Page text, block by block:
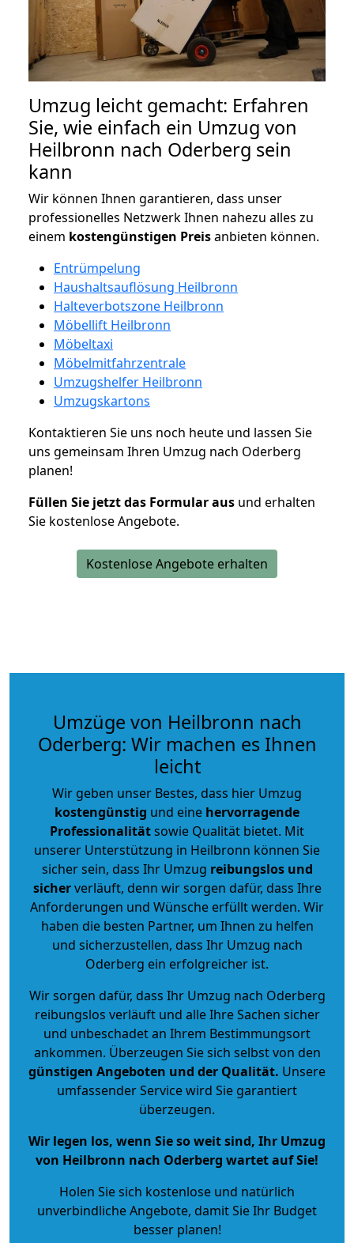
Umzug leicht gemacht: Erfahren
Sie, wie einfach ein Umzug von
Heilbronn nach Oderberg sein
kann
Wir können Ihnen garantieren, dass unser
professionelles Netzwerk Ihnen nahezu alles zu
einem kostengünstigen Preisanbieten können.
Entrümpelung
Haushaltsauflösung Heilbronn
Halteverbotszone Heilbronn
Möbellift Heilbronn
Möbeltaxi
Möbelmitfahrzentrale
Umzugshelfer Heilbronn
Umzugskartons
Kontaktieren Sie uns noch heute und lassen Sie
uns gemeinsam Ihren Umzug nach Oderberg
planen!
Füllen Sie jetzt das Formular aus und erhalten
Sie kostenlose Angebote.
Kostenlose Angebote erhalten
Umzüge von Heilbronn nach
Oderberg: Wir machen es Ihnen
leicht
Wir geben unser Bestes, dass hier Umzug
kostengünstig und eine hervorragende
Professionalitätsowie Qualität bietet. Mit
unserer Unterstützung in Heilbronn können Sie
sicher sein, dass Ihr Umzug reibungslos und
sicherverläuft, denn wir sorgen dafür, dass Ihre
Anforderungen und Wünsche erfüllt werden. Wir
haben die besten Partner, um Ihnen zu helfen
und sicherzustellen, dass Ihr Umzug nach
Oderberg ein erfolgreicher ist.
Wir sorgen dafür, dass Ihr Umzug nach Oderberg
reibungslos verläuft und alle Ihre Sachen sicher
und unbeschadet an Ihrem Bestimmungsort
ankommen. Überzeugen Sie sich selbst von den
günstigen Angeboten und der Qualität. Unsere
umfassender Service wird Sie garantiert
überzeugen.
Wir legen los, wenn Sie so weit sind, Ihr Umzug
von Heilbronn nach Oderberg wartet auf Sie!
Holen Sie sich kostenlose und natürlich
unverbindliche Angebote, damit Sie Ihr Budget
besser planen!